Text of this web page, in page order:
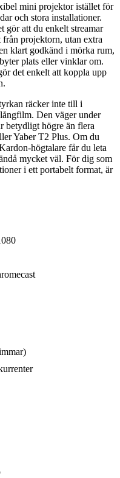
mini projektor istället för
och stora installationer.
gör att du enkelt streamar
projektorn, utan extra
klart godkänd i mörka rum,
plats eller vinklar om.
det enkelt att koppla upp
räcker inte till i
Den väger under
betydligt högre än flera
Yaber T2 Plus. Om du
högtalare får du leta
mycket väl. För dig som
i ett portabelt format, är